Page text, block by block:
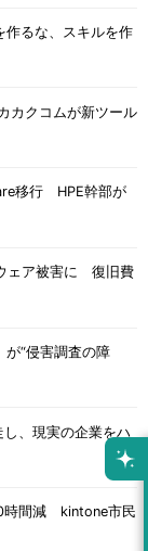
作るな、スキルを作
カクコムが新ツール
移行 HPE幹部が
ェア被害に 復旧費
が“侵害調査の障
、現実の企業をハ
時間減 kintone市民